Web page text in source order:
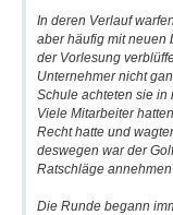
In deren Verlauf
aber häufig mit neuen
der Vorlesung
Unternehmer nicht
Schule achteten sie in
Viele Mitarbeiter
Recht hatte und
deswegen war der
Ratschläge
Die Runde begann